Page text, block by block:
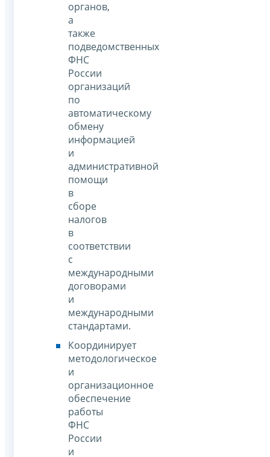
органов,
а
также
подведомственных
ФНС
России
организаций
по
автоматическому
обмену
информацией
и
административной
помощи
в
сборе
налогов
в
соответствии
с
международными
договорами
и
международными
стандартами.
Координирует
методологическое
и
организационное
обеспечение
работы
ФНС
России
и